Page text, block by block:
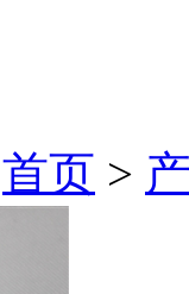
首页 >